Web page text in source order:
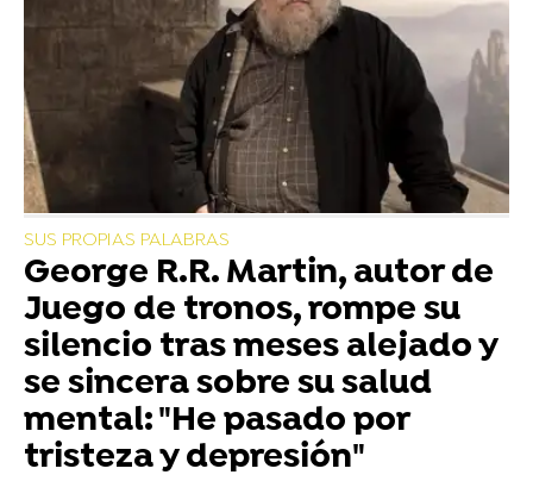
SUS PROPIAS PALABRAS
George R.R. Martin, autor de
Juego de tronos, rompe su
silencio tras meses alejado y
se sincera sobre su salud
mental: "He pasado por
tristeza y depresión"